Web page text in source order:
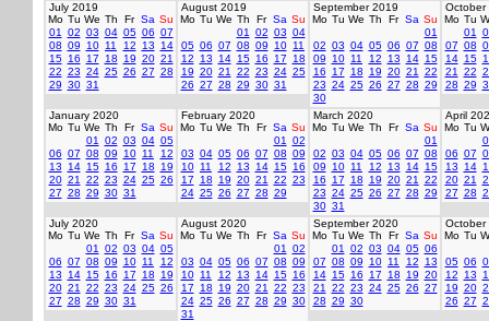
July 2019
Mo Tu We Th Fr Sa Su
01
02 03 04 05 06 07
08 09 10 11 12 13
14
15 16 17 18 19 20 21
22 23 24 25 26 27 28
29 30 31
August 2019
Mo Tu We Th Fr Sa Su
01
02 03 04
05 06 07 08 09 10 11
12
13 14 15 16 17
18
19 20 21 22 23 24 25
26 27 28 29 30 31
September 2019
Mo Tu We Th Fr Sa Su
01
02 03 04 05 06 07 08
09
10 11 12 13 14 15
16
17 18 19 20 21
22
23 24 25 26 27 28 29
30
October
Mo Tu
01
07 08
14 15
21
22
28 29
January 2020
Mo Tu We Th Fr Sa Su
01
02 03 04 05
06 07 08 09 10 11
12
13
14 15 16 17 18
19
20 21 22 23 24 25 26
27 28 29 30 31
February 2020
Mo Tu We Th Fr Sa Su
01
02
03 04 05 06 07 08 09
10 11 12 13 14 15 16
17
18 19 20 21 22 23
24 25 26 27 28 29
March 2020
Mo Tu We Th Fr Sa Su
01
02 03 04 05 06 07 08
09
10 11 12 13 14 15
16
17 18 19 20 21
22
23 24 25 26 27 28 29
30 31
April
Mo Tu
06 07
13
14
20 21
27 28
July 2020
Mo Tu We Th Fr Sa Su
01
02 03 04 05
06 07 08 09 10 11
12
13
14 15 16 17 18
19
20 21 22 23 24 25 26
27 28 29 30 31
August 2020
Mo Tu We Th Fr Sa Su
01
02
03 04 05 06 07 08 09
10 11 12 13 14 15 16
17
18 19 20 21 22 23
24 25 26 27 28 29 30
31
September 2020
Mo Tu We Th Fr Sa Su
01
02 03 04 05 06
07 08 09 10 11 12
13
14 15 16 17 18 19 20
21
22 23 24 25 26 27
28 29 30
October
Mo Tu
05 06
12
13
19 20
26 27